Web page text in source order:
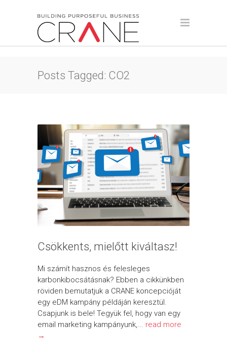
Posts Tagged: CO2
Csökkents, mielőtt kiváltasz!
Mi számít hasznos és felesleges
karbonkibocsátásnak? Ebben a cikkünkben
röviden bemutatjuk a CRANE koncepcióját
egy eDM kampány példáján keresztül.
Csapjunk is bele! Tegyük fel, hogy van egy
email marketing kampányunk,... read more
→